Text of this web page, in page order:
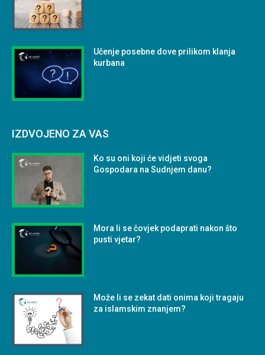
Učenje posebne dove prilikom klanja
kurbana
IZDVOJENO ZA VAS
Ko su oni koji će vidjeti svoga
Gospodara na Sudnjem danu?
Mora li se čovjek podaprati nakon što
pusti vjetar?
Može li se zekat dati onima koji tragaju
za islamskim znanjem?